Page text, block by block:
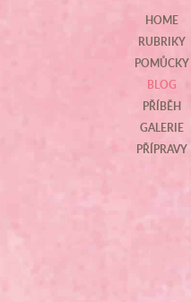
HOME
RUBRIKY
POMŮCKY
BLOG
PŘÍBĚH
GALERIE
PŘÍPRAVY